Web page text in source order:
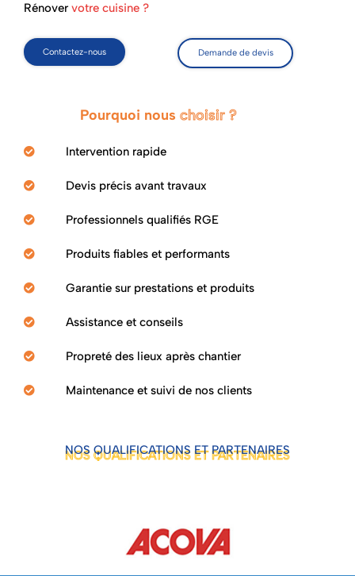
Rénover votre cuisine ?
Contactez-nous Demande de devis
Pourquoi nous choisir ?
Intervention rapide
Devis précis avant travaux
Professionnels qualifiés RGE
Produits fiables et performants
Garantie sur prestations et produits
Assistance et conseils
Propreté des lieux après chantier
Maintenance et suivi de nos clients
NOS QUALIFICATIONS ET PARTENAIRES
NOS QUALIFICATIONS ET PARTENAIRES